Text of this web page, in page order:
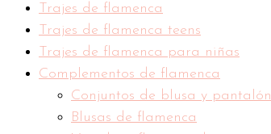
Trajes de flamenca
Trajes de flamenca teens
Trajes de flamenca para niñas
Complementos de flamenca
Conjuntos de blusa y pantalón
Blusas de flamenca